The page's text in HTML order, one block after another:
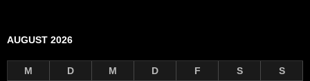
AUGUST 2026
M D M D F S
S